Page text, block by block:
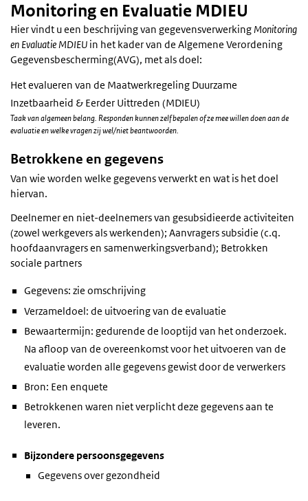
Monitoring en Evaluatie MDIEU
Hier vindt u een beschrijving van gegevensverwerkingMonitoring
en Evaluatie MDIEU in het kader van de Algemene Verordening
Gegevensbescherming(AVG), met als doel:
Het evalueren van de Maatwerkregeling Duurzame
Inzetbaarheid & Eerder Uittreden (MDIEU)
Taak van algemeen belang. Responden kunnen zelf bepalen of ze mee willen doen aan de
evaluatie en welke vragen zij wel/niet beantwoorden.
Betrokkene en gegevens
Van wie worden welke gegevens verwerkt en wat is het doel
hiervan.
Deelnemer en niet-deelnemers van gesubsidieerde activiteiten
(zowel werkgevers als werkenden); Aanvragers subsidie (c.q.
hoofdaanvragers en samenwerkingsverband); Betrokken
sociale partners
Gegevens: zie omschrijving
Verzameldoel: de uitvoering van de evaluatie
Bewaartermijn: gedurende de looptijd van het onderzoek.
Na afloop van de overeenkomst voor het uitvoeren van de
evaluatie worden alle gegevens gewist door de verwerkers
Bron: Een enquete
Betrokkenen waren niet verplicht deze gegevens aan te
leveren.
Bijzondere persoonsgegevens
Gegevens over gezondheid